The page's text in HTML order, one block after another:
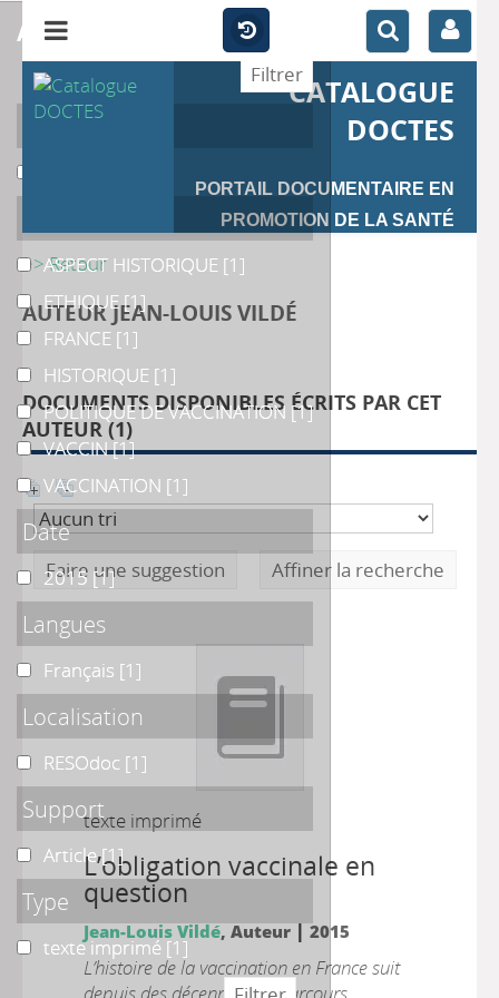
CATALOGUE
DOCTES
PORTAIL DOCUMENTAIRE EN
PROMOTION DE LA SANTÉ
>> Retour
AUTEUR JEAN-LOUIS VILDÉ
DOCUMENTS DISPONIBLES ÉCRITS PAR CET
AUTEUR (1)
Faire une suggestion Affiner la recherche
texte imprimé
L’obligation vaccinale en
question
Jean-Louis Vildé, Auteur|2015
L’histoire de la vaccination en France suit
affiner
Auteur
Vildé
ASPECT HISTORIQUE
ASPECT HISTORIQUE [1]
ETHIQUE
ETHIQUE[1]
FRANCE
FRANCE [1]
HISTORIQUE
HISTORIQUE [1]
POLITIQUE DE VACCINATION
POLITIQUE DE VACCINATION [1]
VACCIN
VACCIN[1]
VACCINATION
VACCINATION [1]
Date
20152015 [1]
Langues
Français
Français [1]
Localisation
RESOdoc
RESOdoc [1]
Support
ArticleArticle[1]
Type
texte imprimé
texte imprimé [1]